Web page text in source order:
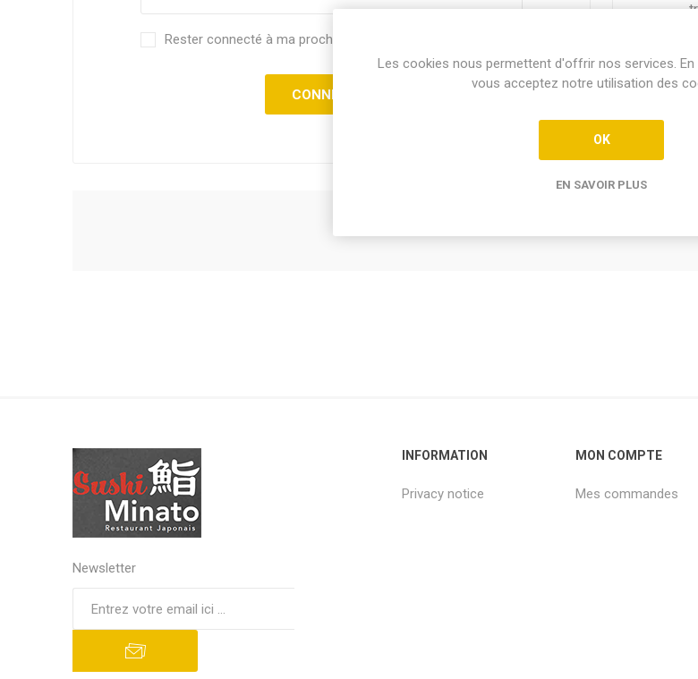
Rester connecté à ma prochaine visite.
Newsletter
INFORMATION
Privacy notice
MON COMPTE
Mes commandes
Les cookies nous permettent d'offrir nos services.
vous acceptez notre utilisation des
OK
EN SAVOIR PLUS